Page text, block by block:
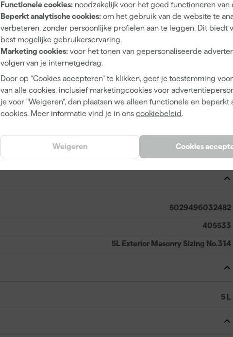
Functionele cookies: noodzakelijk voor het goed functioneren van
Beperkt analytische cookies: om het gebruik van de website te
verbeteren, zonder persoonlijke profielen aan te leggen. Dit biedt
best mogelijke gebruikerservaring.
Marketing cookies: voor het tonen van gepersonaliseerde
volgen van je internetgedrag.
Door op "Cookies accepteren" te klikken, geef je toestemming
van alle cookies, inclusief marketingcookies voor
je voor "Weigeren", dan plaatsen we alleen functionele en beperkt
cookies. Meer informatie vind je in ons cookiebeleid.
Cookies
Weigeren
14 d
Waterbasis (acryl)
Sizing
5029496032482
405533
5L Exterior Masonry Sizing No.314
5 L